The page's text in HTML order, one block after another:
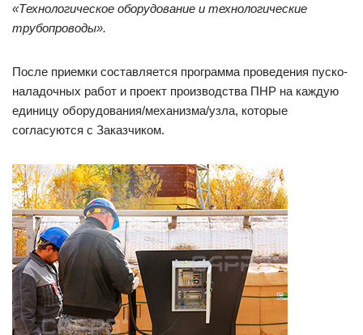
«Технологическое оборудование и технологические
трубопроводы».
После приемки составляется программа проведения пуско-
наладочных работ и проект производства ПНР на каждую
единицу оборудования/механизма/узла, которые
согласуются с Заказчиком.